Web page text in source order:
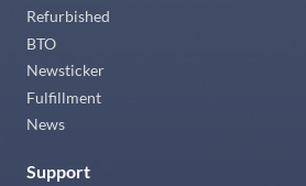
Refurbished
BTO
Newsticker
Fulfillment
News
Support